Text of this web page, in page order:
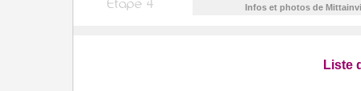
Infos et photos de
Liste